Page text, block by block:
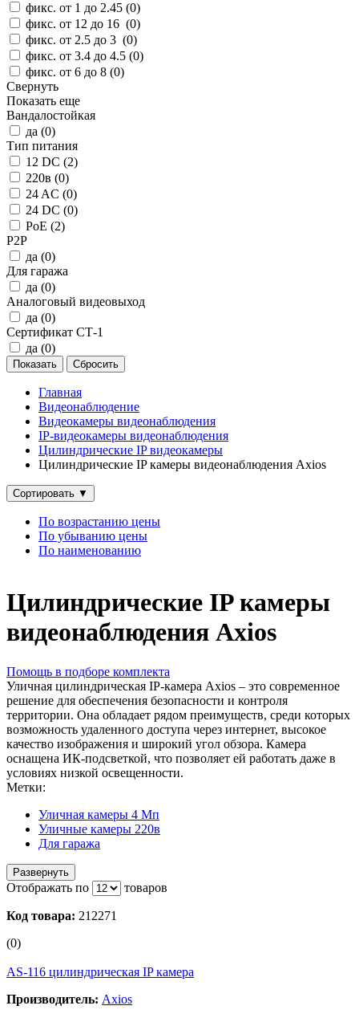
фикс. от 1 до 2.45 (0)
фикс. от 12 до 16 (0)
фикс. от 2.5 до 3 (0)
фикс. от 3.4 до 4.5 (0)
фикс. от 6 до 8 (0)
Свернуть
Показать еще
Вандалостойкая
да (0)
Тип питания
12 DC (2)
220в (0)
24 AC (0)
24 DC (0)
PoE (2)
P2P
да (0)
Для гаража
да (0)
Аналоговый видеовыход
да (0)
Сертификат СТ-1
да (0)
Главная
Видеонаблюдение
Видеокамеры видеонаблюдения
IP‑видеокамеры видеонаблюдения
Цилиндрические IP видеокамеры
Цилиндрические IP камеры видеонаблюдения Axios
Сортировать ▼
По возрастанию цены
По убыванию цены
По наименованию
Цилиндрические IP камеры
видеонаблюдения Axios
Помощь в подборе комплекта
Уличная цилиндрическая IP-камера Axios – это современное
решение для обеспечения безопасности и контроля
территории. Она обладает рядом преимуществ, среди которых
возможность удаленного доступа через интернет, высокое
качество изображения и широкий угол обзора. Камера
оснащена ИК-подсветкой, что позволяет ей работать даже в
условиях низкой освещенности.
Метки:
Уличная камеры 4 Мп
Уличные камеры 220в
Для гаража
Развернуть
Отображать по товаров
Код товара: 212271
(0)
AS-116 цилиндрическая IP камера
Производитель: Axios